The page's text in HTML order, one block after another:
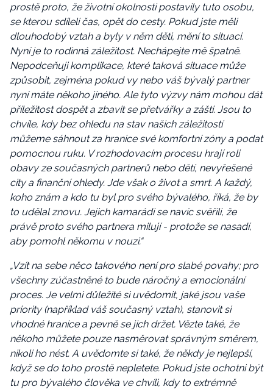
prostě proto, že životní okolnosti postavily tuto osobu,
se kterou sdíleli čas, opět do cesty. Pokud jste měli
dlouhodobý vztah a byly v něm děti, mění to situaci.
Nyní je to rodinná záležitost. Nechápejte mě špatně.
Nepodceňuji komplikace, které taková situace může
způsobit, zejména pokud vy nebo váš bývalý partner
nyní máte někoho jiného. Ale tyto výzvy nám mohou dát
příležitost dospět a zbavit se přetvářky a zášti. Jsou to
chvíle, kdy bez ohledu na stav našich záležitostí
můžeme sáhnout za hranice své komfortní zóny a podat
pomocnou ruku. V rozhodovacím procesu hrají roli
obavy ze současných partnerů nebo dětí, nevyřešené
city a finanční ohledy. Jde však o život a smrt. A každý,
koho znám a kdo tu byl pro svého bývalého, říká, že by
to udělal znovu. Jejich kamarádi se navíc svěřili, že
právě proto svého partnera milují - protože se nasadí,
aby pomohl někomu v nouzi.“
„Vzít na sebe něco takového není pro slabé povahy; pro
všechny zúčastněné to bude náročný a emocionální
proces. Je velmi důležité si uvědomit, jaké jsou vaše
priority (například váš současný vztah), stanovit si
vhodné hranice a pevně se jich držet. Vězte také, že
někoho můžete pouze nasměrovat správným směrem,
nikoli ho nést. A uvědomte si také, že někdy je nejlepší,
když se do toho prostě nepletete. Pokud jste ochotni být
tu pro bývalého člověka ve chvíli, kdy to extrémně